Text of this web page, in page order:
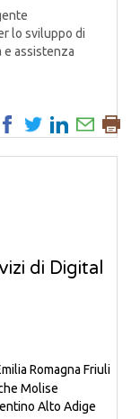
lo sviluppo di
assistenza
di Digital
Romagna Friuli
Molise
Alto Adige